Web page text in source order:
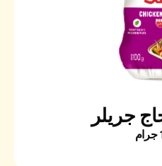
جريلر